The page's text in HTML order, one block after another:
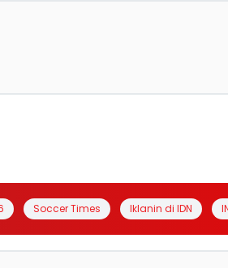
Soccer Times Iklanin di IDN